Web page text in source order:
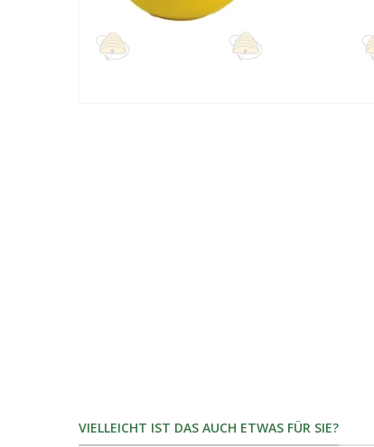
VIELLEICHT IST DAS AUCH ETWAS FÜR SIE?